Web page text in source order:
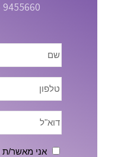
9455660 – מה שנוח לכם
אני מאשר/ת